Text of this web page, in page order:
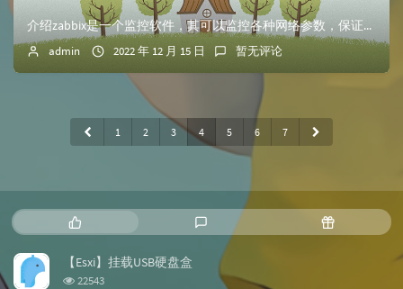
介绍zabbix是一个监控软件，其可以监控各种网络参数，保证企业服务架构安全运营，同时支持灵活的告警机制，可以使得运维人员快速定位故障、解决问题。zabb...
admin 2022 年 12 月 15 日 暂无评论
1 2 3 4 5 6 7
热
门
文
章
新
论
随
机
【Esxi】挂载USB硬盘盒
浏
22543